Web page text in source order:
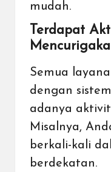
mudah.
Terdapat
Semua
dengan
adanya
Misalnya,
berkali-kali
berdekatan.